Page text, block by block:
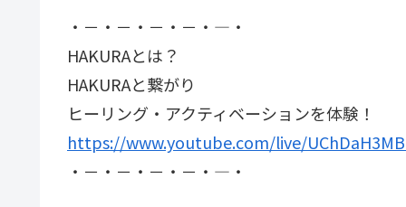
・－・－・－・－・―・
HAKURAとは？
HAKURAと繋がり
ヒーリング・アクティベーションを体験！
https://www.youtube.com/live/
・－・－・－・－・―・